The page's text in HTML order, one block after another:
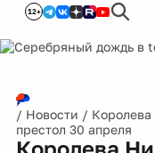
12+
/ Новости /
престол 30 апреля